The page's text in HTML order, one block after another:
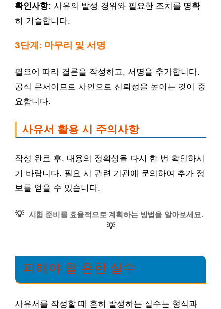
확인사항: 사유의 발생 경위와 필요한 조치를 명확
히 기술합니다.
3단계: 마무리 및 서명
필요에 따라 결론을 작성하고, 서명을 추가합니다.
공식 문서이므로 사인으로 신뢰성을 높이는 것이 중
요합니다.
사유서 활용 시 주의사항
작성 완료 후, 내용의 정확성을 다시 한 번 확인하시
기 바랍니다. 필요 시 관련 기관에 문의하여 추가 정
보를 얻을 수 있습니다.
💡 시험 준비를 효율적으로 계획하는 방법을 알아보세요.
💡
피해야 할 흔한 실수
사유서를 작성할 때 흔히 발생하는 실수는 형식과